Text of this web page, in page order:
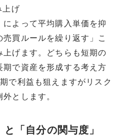
げ
よって平均購入単価を抑
買ルールを繰り返す」こ
げます。どちらも短期の
で資産を形成する考え方
で利益も狙えますがリスク
とします。
「自分の関与度」